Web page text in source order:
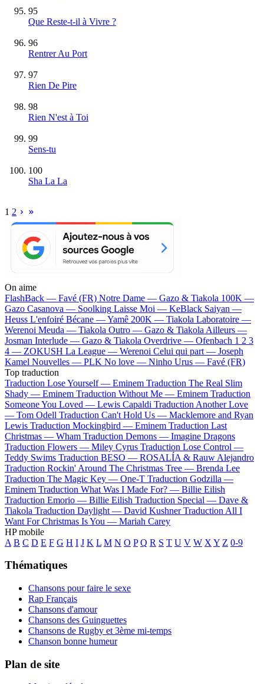
95
Que Reste-t-il à Vivre ?
96
Rentrer Au Port
97
Rien De Pire
98
Rien N'est à Toi
99
Sens-tu
100
Sha La La
1 2
On aime
FlashBack — Favé (FR) Notre Dame — Gazo & Tiakola 100K —
Gazo Casanova — Soolking Laisse Moi — KeBlack Saiyan —
Heuss L'enfoiré Bécane —Yamê 200K — Tiakola Laboratoire —
Werenoi Meuda — Tiakola Outro — Gazo & Tiakola Ailleurs —
Josman Interlude — Gazo & Tiakola Overdrive — Ofenbach 1 2 3
4 — ZOKUSH La League — Werenoi Celui qui part — Joseph
Kamel Nouvelles — PLK No love — Ninho Urus — Favé (FR)
Top traduction
Traduction Lose Yourself — Eminem Traduction The Real Slim
Shady — Eminem Traduction Without Me — Eminem Traduction
Someone You Loved — Lewis Capaldi Traduction Another Love
— Tom Odell Traduction Can't Hold Us — Macklemore and Ryan
Lewis Traduction Mockingbird — Eminem Traduction Last
Christmas — Wham Traduction Demons — Imagine Dragons
Traduction Flowers — Miley Cyrus Traduction Lose Control —
Teddy Swims Traduction BESO — ROSALÍA & Rauw Alejandro
Traduction Rockin' Around The Christmas Tree — Brenda Lee
Traduction The Magic Key — One-T Traduction Godzilla —
Eminem Traduction What Was I Made For? — Billie Eilish
Traduction Emorio — Billie Eilish Traduction Special — Dave &
Tiakola Traduction Daylight — David Kushner Traduction All I
Want For Christmas Is You — Mariah Carey
HP mobile
A B C D E F G H I J K L M N O P Q R S T U V W X Y Z 0-9
Thématiques
Chansons pour faire le sexe
Rap Français
Chansons d'amour
Chansons des Guinguettes
Chansons de Rugby et 3ème mi-temps
Chanson bonne humeur
Plan de site